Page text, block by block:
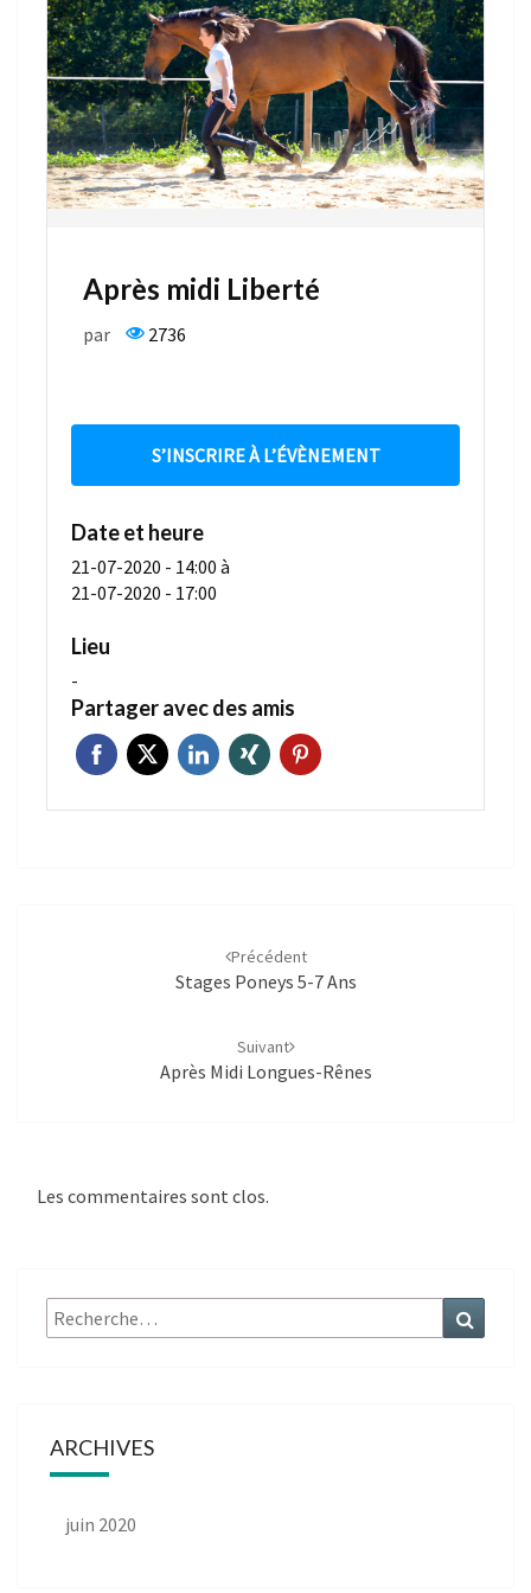
Après midi Liberté
par 2736
S’INSCRIRE À L’ÉVÈNEMENT
Date et heure
21-07-2020 - 14:00 à
21-07-2020 - 17:00
Lieu
-
Partager avec des amis
Précédent
Stages Poneys 5-7 Ans
Suivant
Après Midi Longues-Rênes
Les commentaires sont clos.
Rechercher :
ARCHIVES
juin 2020